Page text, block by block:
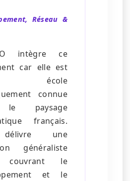
Réseau &
intègre ce
car elle est
école
connue
le paysage
français.
une
généraliste
couvrant le
et le